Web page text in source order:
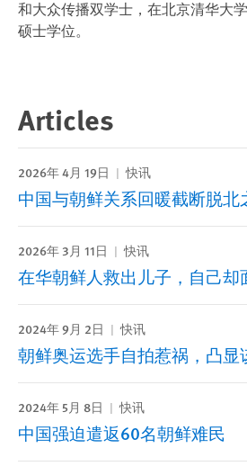
和大众传播双学士，在北京清华大
硕士学位。
Articles
2026年 4月 19日 快讯
中国与朝鲜关系回暖截断脱北
2026年 3月 11日 快讯
在华朝鲜人救出儿子，自己却
2024年 9月 2日 快讯
朝鲜奥运选手自拍惹祸，凸显
2024年 5月 8日 快讯
中国强迫遣返60名朝鲜难民